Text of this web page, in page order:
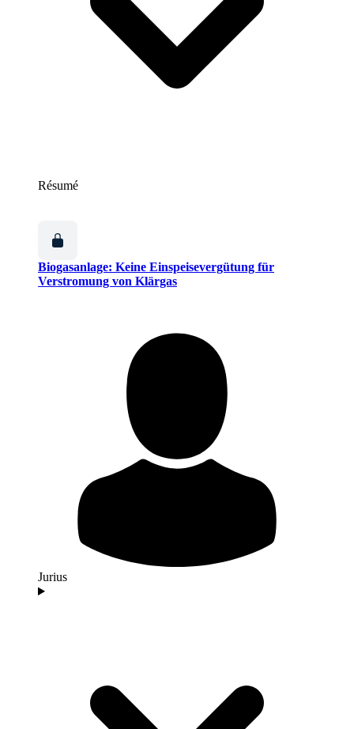
Résumé
Biogasanlage: Keine Einspeisevergütung für
Verstromung von Klärgas
Jurius